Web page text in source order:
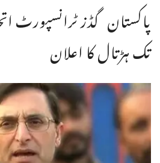
پاکستان گڈز ٹرانسپورٹ
تک ہڑتال کا اعلان